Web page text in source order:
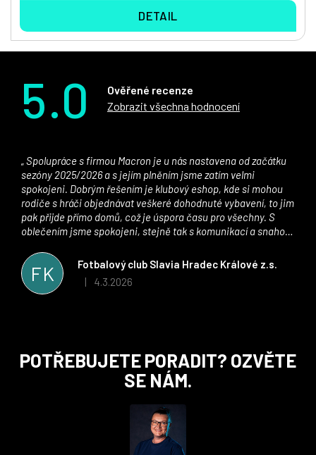
DETAIL
5.0
Ověřené recenze
Zobrazit všechna hodnocení
FK
Fotbalový club Slavia Hradec Králové z.s.
Hodnocení obchodu je 5 z 5 hvězdiček.
| 4.3.2026
sezóny 2025/2026 a s jejím plněním jsme zatím velmi
spokojeni. Dobrým řešením je klubový eshop, kde si mohou
rodiče s hráči objednávat veškeré dohodnuté vybavení, to jim
pak přijde přímo domů, což je úspora času pro všechny. S
oblečením jsme spokojeni, stejně tak s komunikací a snahou
stran. Věříme, že v tomto duchu bude spolupráce pokračovat
i nadále, nyní už začínáme řešit i první sady dresů ;)
POTŘEBUJETE PORADIT? OZVĚTE
SE NÁM.